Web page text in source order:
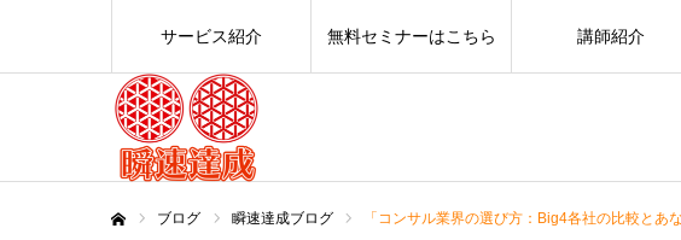
サービス紹介 無料セミナーはこちら 講師紹介
ブログ 瞬速達成ブログ 「コンサル業界の選び方：Big4各社の比較とあ